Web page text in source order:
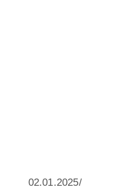
02.01.2025/